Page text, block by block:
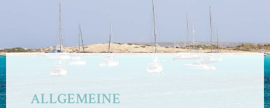
ALLGEMEINE